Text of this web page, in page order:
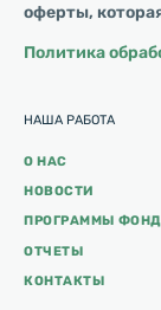
НАША РАБОТА
О НАС
НОВОСТИ
ПРОГРАММЫ
ОТЧЕТЫ
КОНТАКТЫ
оферты,
Политика